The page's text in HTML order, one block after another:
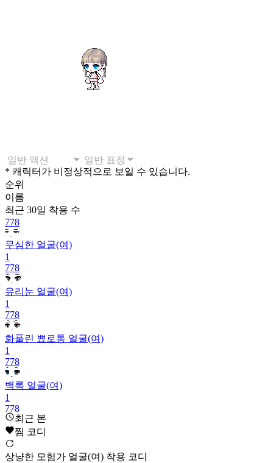
* 캐릭터가 비정상적으로 보일 수 있습니다.
순위
이름
최근 30일 착용 수
778
무심한 얼굴(여)
1
778
유리눈 얼굴(여)
1
778
화풀린 뾰로통 얼굴(여)
1
778
백록 얼굴(여)
1
778
별빛눈 얼굴(남)
1
778
최근 본
찜 코디
상냥한 모험가 얼굴(여) 착용 코디